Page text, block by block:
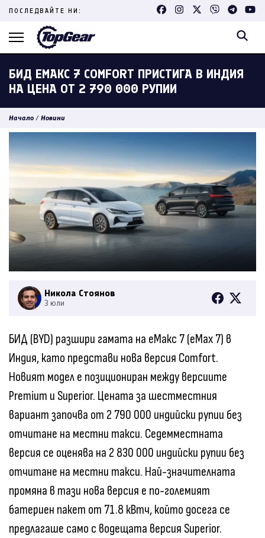
Skip
content
ПОСЛЕДВАЙТЕ НИ:
БИД ЕМАКС 7 COMFORT ПРИСТИГА В ИНДИЯ
НА ЦЕНА ОТ 2 790 000 РУПИИ
Начало / Новини
Никола Стоянов
3 юли
БИД (BYD) разшири гамата на eМакс 7 (eMax 7) в
Индия, като представи нова версия Comfort.
Новият модел е позициониран между версиите
Premium и Superior. Цената за шестместния
вариант започва от 2 790 000 индийски рупии без
отчитане на местни такси. Седемместната
версия се оценява на 2 830 000 индийски рупии без
отчитане на местни такси. Най-значителната
промяна в тази нова версия е по-големият
батериен пакет от 71.8 кВтч, който досега се
предлагаше само с водещата версия Superior.